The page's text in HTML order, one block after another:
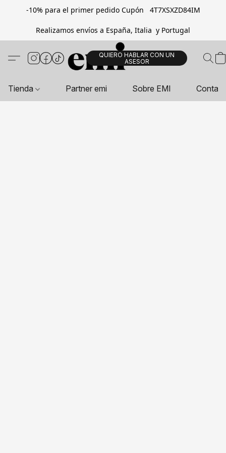
-10% para el primer pedido Cupón 4T7XSXZD84IM
Realizamos envíos a España, Italia y Portugal
QUIERO HABLAR CON UN
ASESOR
Tienda Partner emi Sobre EMI